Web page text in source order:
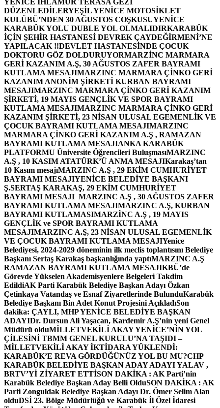
YENİCE IHLAMUR TERASA GEZİ
DÜZENLEDİLERYEŞİL YENİCE MOTOSİKLET
KULÜBÜ’NDEN 30 AĞUSTOS COŞKUSUYENİCE
KARABÜK YOLU DUBLE YOL OLMALIDIRKARABÜK
İÇİN ŞEHİR HASTANESİ DEVREK ÇAYDEĞİRMENİ’NE
YAPILACAK !!DEVLET HASTANESİNDE ÇOCUK
DOKTORU GÖZ DOLDURUYORMARZİNC MARMARA
GERİ KAZANIM A.Ş, 30 AĞUSTOS ZAFER BAYRAMI
KUTLAMA MESAJIMARZINC MARMARA ÇİNKO GERİ
KAZANIM ANONİM ŞİRKETİ KURBAN BAYRAMI
MESAJIMARZINC MARMARA ÇİNKO GERİ KAZANIM
ŞİRKETİ, 19 MAYIS GENÇLİK VE SPOR BAYRAMI
KUTLAMA MESAJIMARZINC MARMARA ÇİNKO GERİ
KAZANIM ŞİRKETİ, 23 NİSAN ULUSAL EGEMENLİK VE
ÇOCUK BAYRAMI KUTLAMA MESAJIMARZINC
MARMARA ÇİNKO GERİ KAZANIM A.Ş , RAMAZAN
BAYRAMI KUTLAMA MESAJIANKA KARABÜK
PLATFORMU Üniversite Öğrencileri BuluşmasıMARZINC
A.Ş , 10 KASIM ATATÜRK’Ü ANMA MESAJIKarakaş’tan
10 Kasım mesajıMARZINC A.Ş , 29 EKİM CUMHURİYET
BAYRAMI MESAJIYENİCE BELEDİYE BAŞKANI
Ş.SERTAŞ KARAKAŞ, 29 EKİM CUMHURİYET
BAYRAMI MESAJI MARZINC A.Ş , 30 AĞUSTOS ZAFER
BAYRAMI KUTLAMA MESAJIMARZINC A.Ş, KURBAN
BAYRAMI KUTLAMASIMARZİNC A.Ş , 19 MAYIS
GENÇLİK ve SPOR BAYRAMI KUTLAMA
MESAJIMARZINC A.Ş, 23 NİSAN ULUSAL EGEMENLİK
VE ÇOCUK BAYRAMI KUTLAMA MESAJIYenice
Belediyesi, 2024-2029 döneminin ilk meclis toplantısını Belediye
Başkanı Sertaş Karakaş başkanlığında yaptıMARZINC A.Ş
RAMAZAN BAYRAMI KUTLAMA MESAJIKBÜ’de
Görevde Yükselen Akademisyenlere Belgeleri Takdim
EdildiAK Parti Karabük Belediye Başkan Adayı Özkan
Çetinkaya Vatandaş ve Esnaf Ziyaretlerinde BulunduKarabük
Belediye Başkanı Bin Adet Konut Projesini AçıkladıSon
dakika: ÇAYLI, MHP YENİCE BELEDİYE BAŞKAN
ADAYIDr. Dursun Ali Yaşacan, Kardemir A.Ş’nin yeni Genel
Müdürü olduMİLLETVEKİLİ AKAY YENİCE’NİN YOL
ÇİLESİNİ TBMM GENEL KURULU’NA TAŞIDI –
MİLLETVEKİLİ AKAY İKTİDARA YÜKLENDİ:
KARABÜK’E REVA GÖRDÜĞÜNÜZ YOL BU MU?CHP
KARABÜK BELEDİYE BAŞKAN ADAY ADAYI YALAV ,
BRTV’Yİ ZİYARET ETTİSON DAKİKA : AK Parti’nin
Karabük Belediye Başkan Aday Belli OlduSON DAKİKA : AK
Parti Zonguldak Belediye Başkan Adayı Dr. Ömer Selim Alan
olduDSİ 23. Bölge Müdürlüğü ve Karabük İl Özel İdaresi